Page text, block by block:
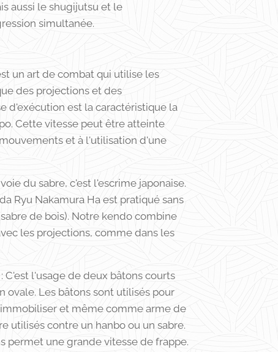
aussi le shugijutsu et le
simultanée.
un art de combat qui utilise les
des projections et des
d'exécution est la caractéristique la
Cette vitesse peut être atteinte
et à l'utilisation d'une
du sabre, c'est l'escrime japonaise.
Ryu Nakamura Ha est pratiqué sans
de bois). Notre kendo combine
les projections, comme dans les
: C'est l'usage de deux bâtons courts
ovale. Les bâtons sont utilisés pour
et même comme arme de
utilisés contre un hanbo ou un sabre.
permet une grande vitesse de frappe.